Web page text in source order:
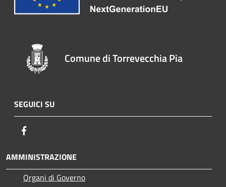
Comune di Torrevecchia Pia
SEGUICI SU
AMMINISTRAZIONE
Organi di Governo